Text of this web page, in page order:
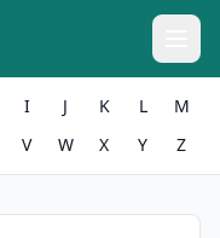
I J K L
M
V W X Y Z